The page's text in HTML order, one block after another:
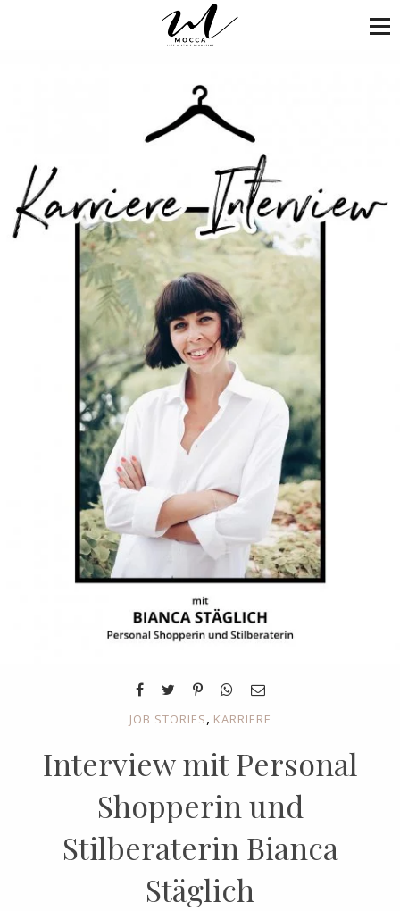
JOB STORIES, KARRIERE
Interview mit Personal
Shopperin und
Stilberaterin Bianca
Stäglich